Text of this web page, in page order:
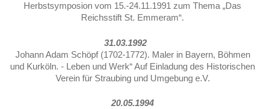
Herbstsymposion vom 15.-24.11.1991 zum Thema „Das
Reichsstift St. Emmeram“.
31.03.1992
Johann Adam Schöpf (1702-1772). Maler in Bayern, Böhmen
und Kurköln. - Leben und Werk“ Auf Einladung des Historischen
Verein für Straubing und Umgebung e.V.
20.05.1994